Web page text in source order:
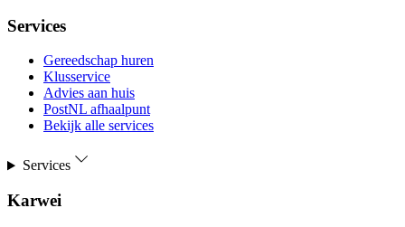
Services
Gereedschap huren
Klusservice
Advies aan huis
PostNL afhaalpunt
Bekijk alle services
Services
Karwei